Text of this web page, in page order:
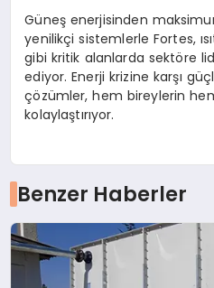
Güneş enerjisinden
yenilikçi sistemlerle Fortes,
gibi kritik alanlarda sektöre
ediyor. Enerji krizine karşı
çözümler, hem bireylerin
kolaylaştırıyor.
Benzer Haberler